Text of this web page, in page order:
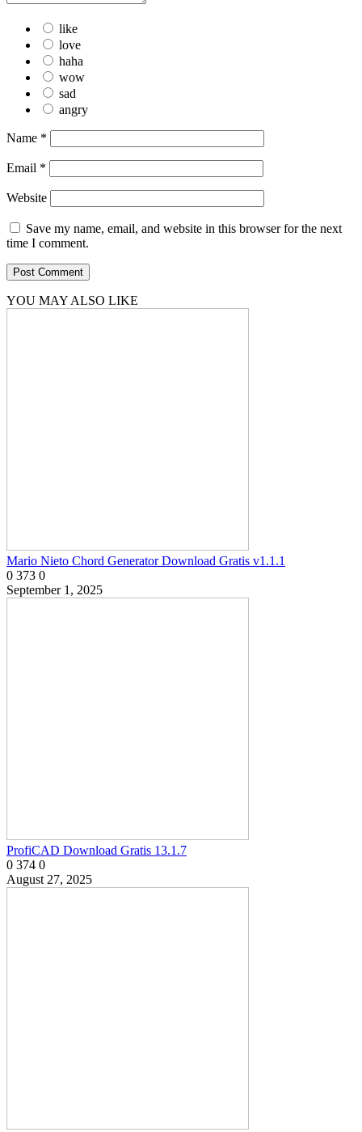
like
love
haha
wow
sad
angry
Name *
Email *
Website
Save my name, email, and website in this browser for the next
time I comment.
YOU MAY ALSO LIKE
Mario Nieto Chord Generator Download Gratis v1.1.1
0 373 0
September 1, 2025
ProfiCAD Download Gratis 13.1.7
0 374 0
August 27, 2025